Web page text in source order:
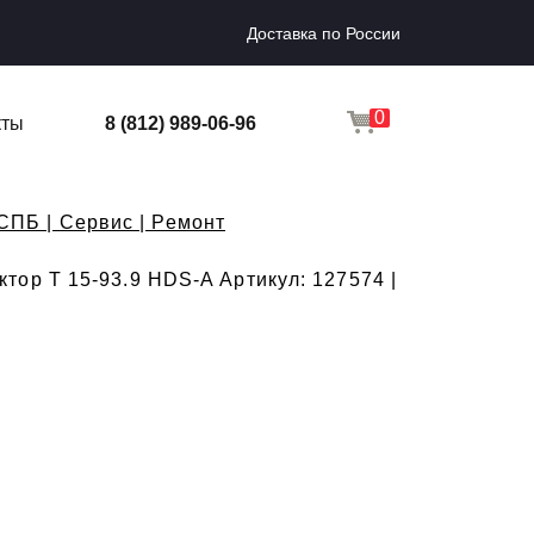
Доставка по России
8 (812) 989-06-96 0
| Сервис | Ремонт
T 15-93.9 HDS-A Артикул: 127574 |